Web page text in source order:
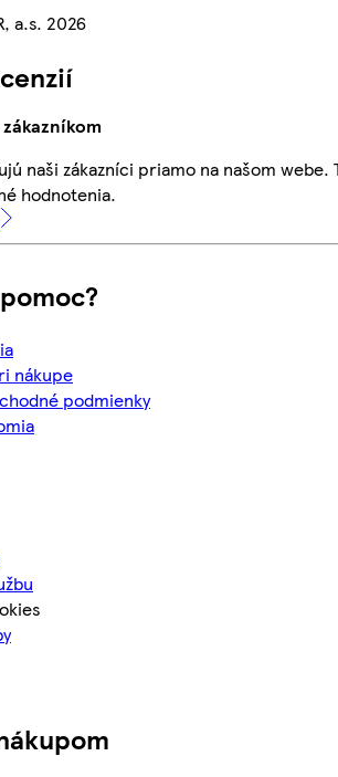
a.s. 2026
naši zákazníci priamo na našom webe.
hodnotenia.
nákupe
podmienky